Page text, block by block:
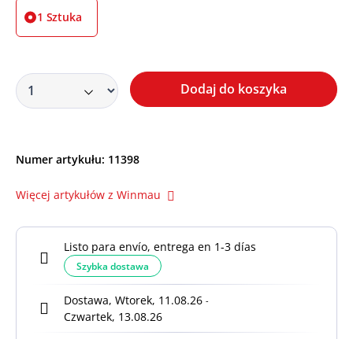
1 Sztuka
Dodaj do koszyka
Numer artykułu: 11398
Więcej artykułów z Winmau
Listo para envío, entrega en 1-3 días
Szybka dostawa
Dostawa, Wtorek, 11.08.26 -
Czwartek, 13.08.26